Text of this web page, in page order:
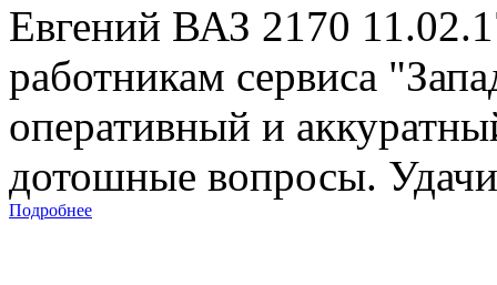
Евгений ВАЗ 2170
работникам сервиса
оперативный и
дотошные вопросы. Удачи
Подробнее